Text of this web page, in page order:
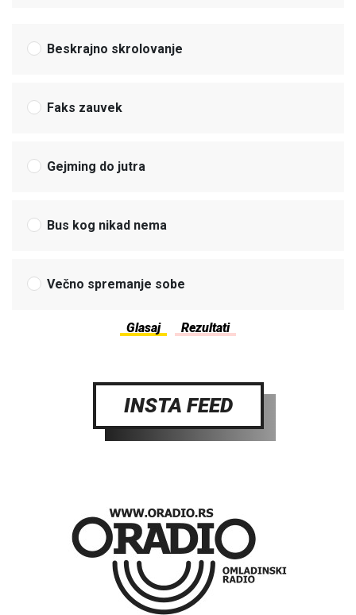
Beskrajno skrolovanje
Faks zauvek
Gejming do jutra
Bus kog nikad nema
Večno spremanje sobe
INSTA FEED